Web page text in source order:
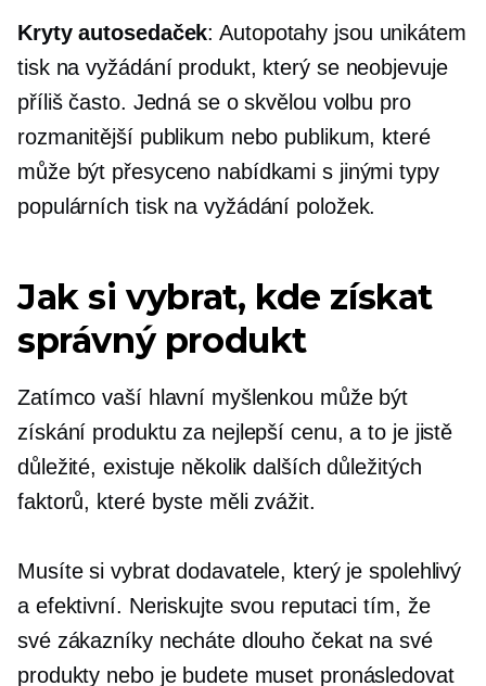
Kryty autosedaček: Autopotahy jsou unikátem
tisk na vyžádáníprodukt, který se neobjevuje
příliš často. Jedná se o skvělou volbu pro
rozmanitější publikum nebo publikum, které
může být přesyceno nabídkami s jinými typy
populárních tisk na vyžádání položek.
Jak si vybrat, kde získat
správný produkt
Zatímco vaší hlavní myšlenkou může být
získání produktu za nejlepší cenu, a to je jistě
důležité, existuje několik dalších důležitých
faktorů, které byste měli zvážit.
Musíte si vybrat dodavatele, který je spolehlivý
a efektivní. Neriskujte svou reputaci tím, že
své zákazníky necháte dlouho čekat na své
produkty nebo je budete muset pronásledovat